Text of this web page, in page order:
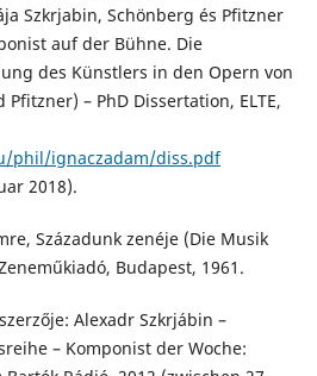
Szkrjabin, Schönberg és Pfitzner
auf der Bühne. Die
des Künstlers in den Opern von
– PhD Dissertation, ELTE,
phil/ignaczadam/diss.pdf
2018).
Századunk zenéje (Die Musik
Budapest, 1961.
Alexadr Szkrjábin –
– Komponist der Woche: